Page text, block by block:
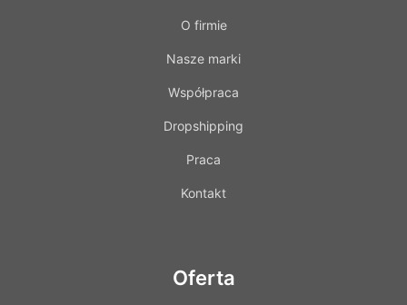
O firmie
Nasze marki
Współpraca
Dropshipping
Praca
Kontakt
Oferta